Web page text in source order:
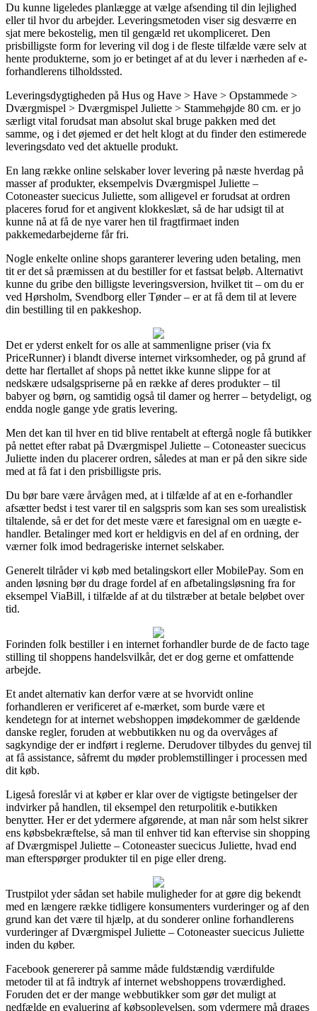
Du kunne ligeledes planlægge at vælge afsending til din lejlighed
eller til hvor du arbejder. Leveringsmetoden viser sig desværre en
sjat mere bekostelig, men til gengæld ret ukompliceret. Den
prisbilligste form for levering vil dog i de fleste tilfælde være selv at
hente produkterne, som jo er betinget af at du lever i nærheden af e-
forhandlerens tilholdssted.
Leveringsdygtigheden på Hus og Have > Have > Opstammede >
Dværgmispel > Dværgmispel Juliette > Stammehøjde 80 cm. er jo
særligt vital forudsat man absolut skal bruge pakken med det
samme, og i det øjemed er det helt klogt at du finder den estimerede
leveringsdato ved det aktuelle produkt.
En lang række online selskaber lover levering på næste hverdag på
masser af produkter, eksempelvis Dværgmispel Juliette –
Cotoneaster suecicus Juliette, som alligevel er forudsat at ordren
placeres forud for et angivent klokkeslæt, så de har udsigt til at
kunne nå at få de nye varer hen til fragtfirmaet inden
pakkemedarbejderne får fri.
Nogle enkelte online shops garanterer levering uden betaling, men
tit er det så præmissen at du bestiller for et fastsat beløb. Alternativt
kunne du gribe den billigste leveringsversion, hvilket tit – om du er
ved Hørsholm, Svendborg eller Tønder – er at få dem til at levere
din bestilling til en pakkeshop.
Det er yderst enkelt for os alle at sammenligne priser (via fx
PriceRunner) i blandt diverse internet virksomheder, og på grund af
dette har flertallet af shops på nettet ikke kunne slippe for at
nedskære udsalgspriserne på en række af deres produkter – til
babyer og børn, og samtidig også til damer og herrer – betydeligt, og
endda nogle gange yde gratis levering.
Men det kan til hver en tid blive rentabelt at eftergå nogle få butikker
på nettet efter rabat på Dværgmispel Juliette – Cotoneaster suecicus
Juliette inden du placerer ordren, således at man er på den sikre side
med at få fat i den prisbilligste pris.
Du bør bare være årvågen med, at i tilfælde af at en e-forhandler
afsætter bedst i test varer til en salgspris som kan ses som urealistisk
tiltalende, så er det for det meste være et faresignal om en uægte e-
handler. Betalinger med kort er heldigvis en del af en ordning, der
værner folk imod bedrageriske internet selskaber.
Generelt tilråder vi køb med betalingskort eller MobilePay. Som en
anden løsning bør du drage fordel af en afbetalingsløsning fra for
eksempel ViaBill, i tilfælde af at du tilstræber at betale beløbet over
tid.
Forinden folk bestiller i en internet forhandler burde de de facto tage
stilling til shoppens handelsvilkår, det er dog gerne et omfattende
arbejde.
Et andet alternativ kan derfor være at se hvorvidt online
forhandleren er verificeret af e-mærket, som burde være et
kendetegn for at internet webshoppen imødekommer de gældende
danske regler, foruden at webbutikken nu og da overvåges af
sagkyndige der er indført i reglerne. Derudover tilbydes du genvej til
at få assistance, såfremt du møder problemstillinger i processen med
dit køb.
Ligeså foreslår vi at køber er klar over de vigtigste betingelser der
indvirker på handlen, til eksempel den returpolitik e-butikken
benytter. Her er det ydermere afgørende, at man når som helst sikrer
ens købsbekræftelse, så man til enhver tid kan eftervise sin shopping
af Dværgmispel Juliette – Cotoneaster suecicus Juliette, hvad end
man efterspørger produkter til en pige eller dreng.
Trustpilot yder sådan set habile muligheder for at gøre dig bekendt
med en længere række tidligere konsumenters vurderinger og af den
grund kan det være til hjælp, at du sonderer online forhandlerens
vurderinger af Dværgmispel Juliette – Cotoneaster suecicus Juliette
inden du køber.
Facebook genererer på samme måde fuldstændig værdifulde
metoder til at få indtryk af internet webshoppens troværdighed.
Foruden det er der mange webbutikker som gør det muligt at
nedfælde en evaluering af købsoplevelsen, som ydermere må drages